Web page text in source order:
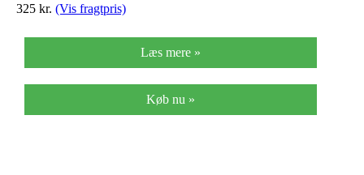
325 kr. (Vis fragtpris)
Læs mere »
Køb nu »